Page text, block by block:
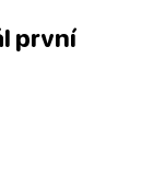
první